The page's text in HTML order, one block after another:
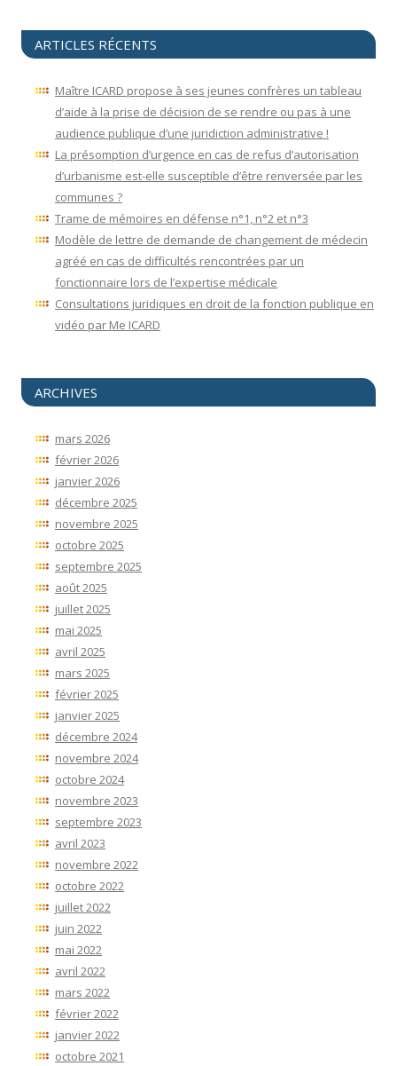
ARTICLES RÉCENTS
Maître ICARD propose à ses jeunes confrères un tableau
d’aide à la prise de décision de se rendre ou pas à une
audience publique d’une juridiction administrative !
La présomption d’urgence en cas de refus d’autorisation
d’urbanisme est-elle susceptible d’être renversée par les
communes ?
Trame de mémoires en défense n°1, n°2 et n°3
Modèle de lettre de demande de changement de médecin
agréé en cas de difficultés rencontrées par un
fonctionnaire lors de l’expertise médicale
Consultations juridiques en droit de la fonction publique en
vidéo par Me ICARD
ARCHIVES
mars 2026
février 2026
janvier 2026
décembre 2025
novembre 2025
octobre 2025
septembre 2025
août 2025
juillet 2025
mai 2025
avril 2025
mars 2025
février 2025
janvier 2025
décembre 2024
novembre 2024
octobre 2024
novembre 2023
septembre 2023
avril 2023
novembre 2022
octobre 2022
juillet 2022
juin 2022
mai 2022
avril 2022
mars 2022
février 2022
janvier 2022
octobre 2021